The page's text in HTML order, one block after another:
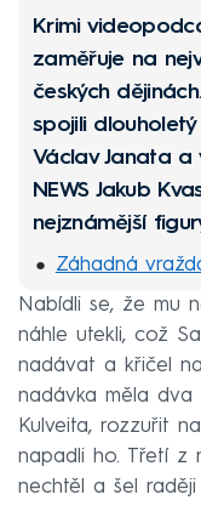
Krimi
zaměřuje na
českých
spojili
Václav Janata a
NEWS Jakub
nejznámější
Záhadná
Pětiletý Honzík
zavraždila ho
Václav otrávil
metanol
Střelba v
manžel
Nabídli se, že mu
náhle utekli, což
nadávat a křičel
nadávka měla dva
Kulveita, rozzuřit
napadli ho. Třetí z
nechtěl a šel raději